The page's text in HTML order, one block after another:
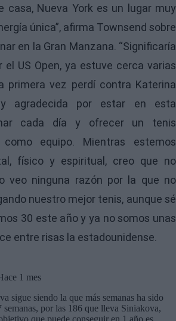
casa, Nueva York es un lugar muy
única”, afirma Townsend sobre
en la Gran Manzana. “Significaría
US Open, ya estuve cerca varias
primera vez perdí contra Katerina
agradecida por estar en esta
cada día y ofrecer un tenis
equipo. Mientras estemos
físico y espiritual, creo que no
veo ninguna razón por la que no
nuestro mejor tenis, aunque sé
30 este año y ya no somos unas
entre risas la estadounidense.